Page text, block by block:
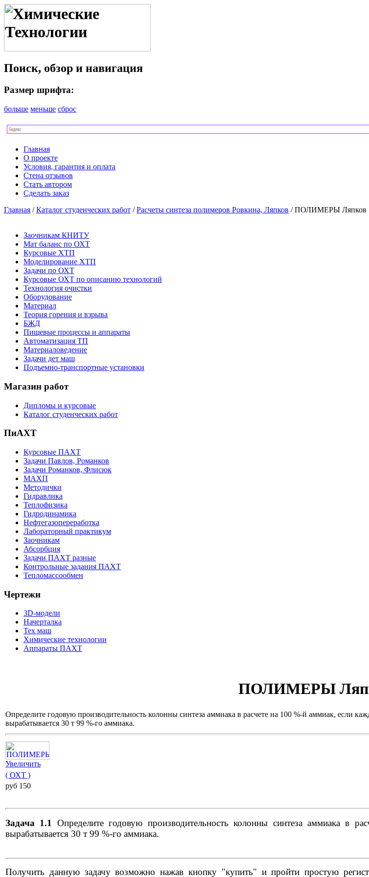
Поиск, обзор и навигация
Размер шрифта:
больше меньше сброс
Главная
О проекте
Условия, гарантия и оплата
Стена отзывов
Стать автором
Сделать заказ
Главная /Каталог студенческих работ /Расчеты синтеза полимеров Ровкина, Ляпков / ПОЛИМЕРЫ Ляпков
Заочникам КНИТУ
Мат баланс по ОХТ
Курсовые ХТП
Моделирование ХТП
Задачи по ОХТ
Курсовые ОХТ по описанию технологий
Технология очистки
Оборудование
Материал
Теория горения и взрыва
БЖД
Пищевые процессы и аппараты
Автоматизация ТП
Материаловедение
Задачи дет маш
Подъемно-транспортные установки
Магазин работ
Дипломы и курсовые
Каталог студенческих работ
ПиАХТ
Курсовые ПАХТ
Задачи Павлов, Романков
Задачи Романков, Флисюк
МАХП
Методички
Гидравлика
Теплофизика
Гидродинамика
Нефтегазопереработка
Лабораторный практикум
Заочникам
Абсорбция
Задачи ПАХТ разные
Контрольные задания ПАХТ
Тепломассообмен
Чертежи
3D-модели
Начерталка
Тех маш
Химические технологии
Аппараты ПАХТ
ПОЛИМЕРЫ
Определите годовую производительность колонны синтеза аммиака в расчете на 100 %-й аммиак, если
вырабатывается 30 т 99 %-го аммиака.
Увеличить
( ОХТ )
pуб 150
Задача 1.1 Определите годовую производительность колонны синтеза аммиака в
вырабатывается 30 т 99 %-го аммиака.
Получить данную задачу возможно нажав кнопку "купить" и пройти простую